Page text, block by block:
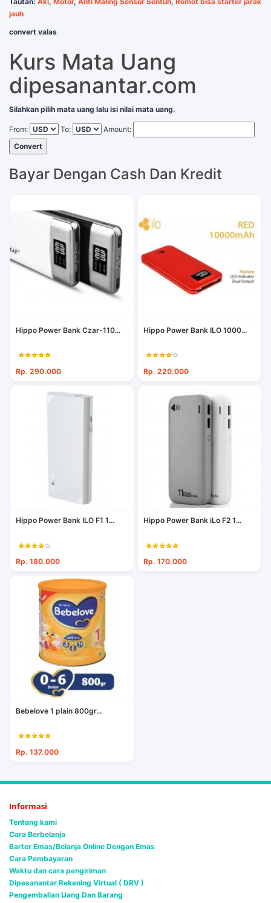
jauh
convert valas
Kurs Mata Uang
dipesanantar.com
Silahkan pilih mata uang lalu isi nilai mata uang.
From: To:
Amount:
Convert
Bayar Dengan Cash Dan Kredit
Hippo Power Bank Czar-110...
Rp. 290.000
Hippo Power Bank ILO 1000...
Rp. 220.000
Hippo Power Bank ILO F1 1...
Rp. 180.000
Hippo Power Bank iLo F2 1...
Rp. 170.000
Bebelove 1 plain 800gr...
Rp. 137.000
Informasi
Tentang kami
Cara Berbelanja
Barter Emas/Belanja Online Dengan Emas
Cara Pembayaran
Waktu dan cara pengiriman
Dipesanantar Rekening Virtual ( DRV )
Pengembalian Uang Dan Barang